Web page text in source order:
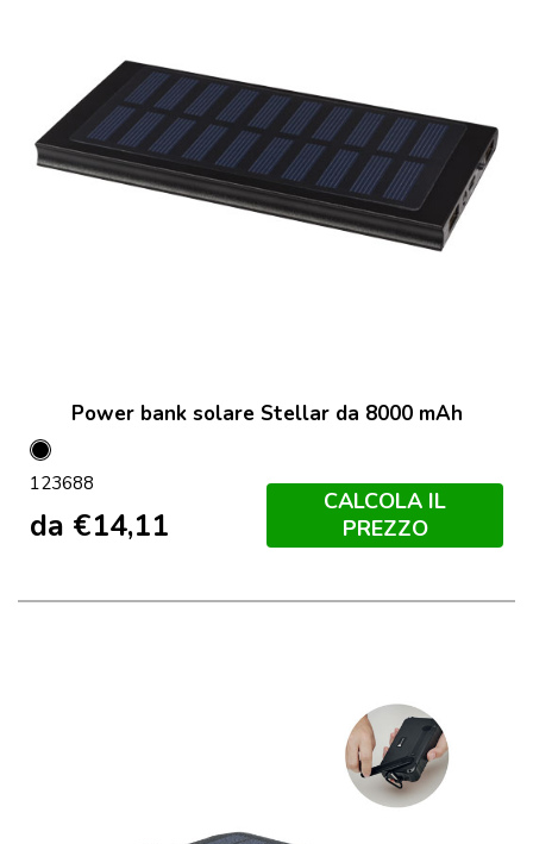
Power bank solare Stellar da 8000 mAh
Nero
123688
da €14,11
CALCOLA IL
PREZZO